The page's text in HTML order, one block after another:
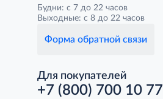
Будни: с 7 до 22 часов
Выходные: с 8 до 22 часов
Форма обратной связи
Для покупателей
+7 (800) 700 10 77